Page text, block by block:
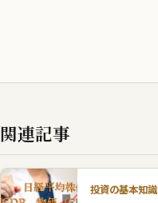
関連記事
投資の基本知識